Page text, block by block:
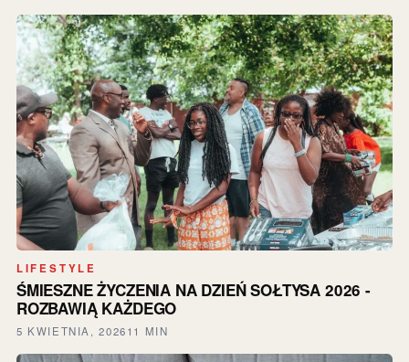
LIFESTYLE
ŚMIESZNE ŻYCZENIA NA DZIEŃ SOŁTYSA 2026 -
ROZBAWIĄ KAŻDEGO
5 KWIETNIA, 202611 MIN